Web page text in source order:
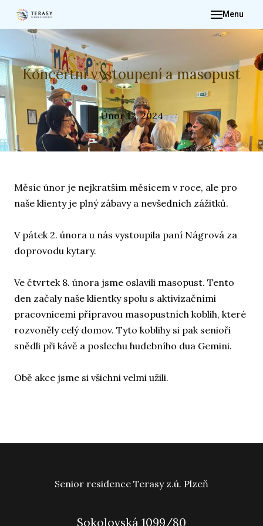
Menu
PRO
Koncertní vystoupení a masopust
Únor 12, 2024
Měsíc únor je nejkratším měsícem v roce, ale pro
naše klienty je plný zábavy a nevšedních zážitků.
V pátek 2. února u nás vystoupila paní Nágrová za
doprovodu kytary.
Ve čtvrtek 8. února jsme oslavili masopust. Tento
den začaly naše klientky spolu s aktivizačními
pracovnicemi přípravou masopustních koblih, které
rozvoněly celý domov. Tyto koblihy si pak senioři
snědli při kávě a poslechu hudebního dua Gemini.
Obě akce jsme si všichni velmi užili.
Senior residence Terasy z.ú. Plzeň
Sokolovská 1099/80